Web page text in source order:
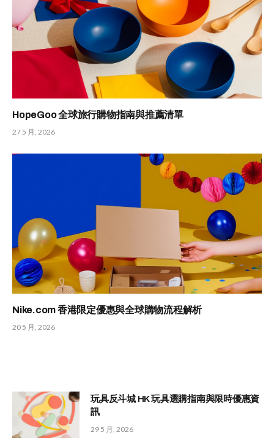
HopeGoo 全球旅行購物指南與推薦清單
27 5 月, 2026
Nike.com 香港限定優惠與全球購物流程解析
20 5 月, 2026
玩具反斗城 HK 玩具選購指南與限時優惠資
訊
29 5 月, 2026